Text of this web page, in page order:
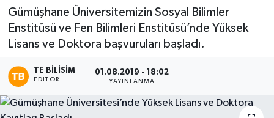
Gümüşhane Üniversitemizin Sosyal Bilimler
Enstitüsü ve Fen Bilimleri Enstitüsü’nde Yüksek
Lisans ve Doktora başvuruları başladı.
TE BILISIM
EDITÖR
01.08.2019 - 18:02
YAYINLANMA
Haber Arşivi